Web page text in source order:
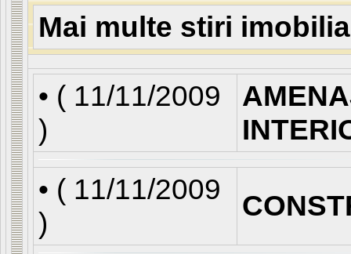
Mai multe stiri
• ( 11/11/2009
)
• ( 11/11/2009
)